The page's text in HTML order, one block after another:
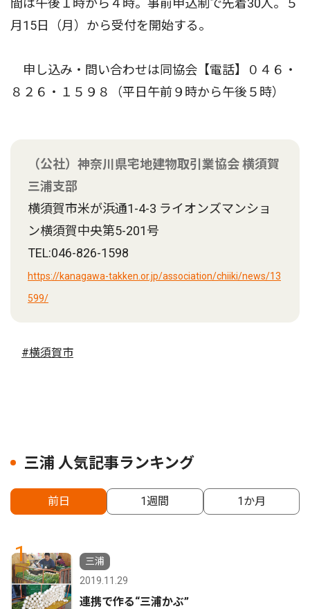
月15日（月）から受付を開始する。
申し込み・問い合わせは同協会【電話】０４６・
８２６・１５９８（平日午前９時から午後５時）
（公社）神奈川県宅地建物取引業協会 横須賀
三浦支部
横須賀市米が浜通1-4-3 ライオンズマンショ
ン横須賀中央第5-201号
TEL:046-826-1598
https://kanagawa-takken.or.jp/association/chiiki/news/13
599/
#横須賀市
三浦 人気記事ランキング
前日 1週間 1か月
1
三浦
2019.11.29
連携で作る“三浦かぶ”